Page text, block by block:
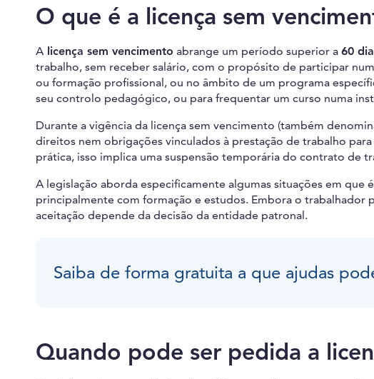
O que é a licença sem
A licença sem vencimento abrange um período superior a 60
trabalho, sem receber salário, com o propósito de participar
ou formação profissional, ou no âmbito de um programa
seu controlo pedagógico, ou para frequentar um curso numa
Durante a vigência da licença sem vencimento (também
direitos nem obrigações vinculados à prestação de trabalho
prática, isso implica uma suspensão temporária do contrato de
A legislação aborda especificamente algumas situações em que
principalmente com formação e estudos. Embora o trabalhador
aceitação depende da decisão da entidade patronal.
Saiba de forma gratuita a que ajudas
Quando pode ser pedida a